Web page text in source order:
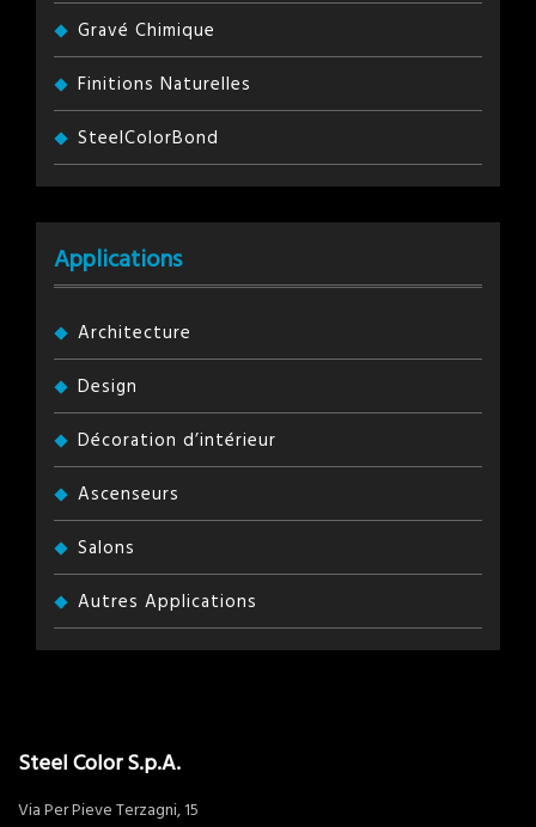
Gravé Chimique
Finitions Naturelles
SteelColorBond
Applications
Architecture
Design
Décoration d’intérieur
Ascenseurs
Salons
Autres Applications
Steel Color S.p.A.
Via Per Pieve Terzagni, 15